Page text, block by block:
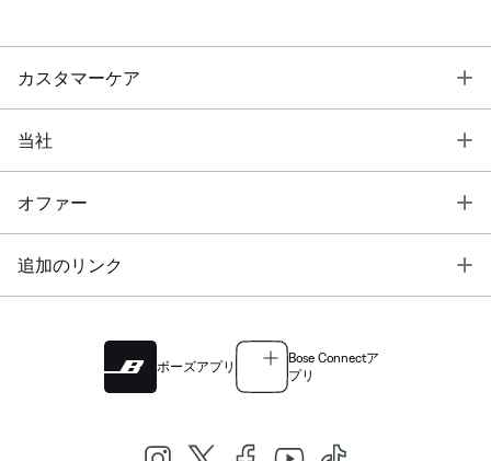
カスタマーケア
当社
オファー
追加のリンク
ボーズアプリ
Bose Connectア
プリ